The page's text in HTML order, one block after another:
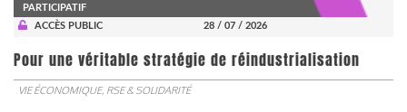
PARTICIPATIF
ACCÈS PUBLIC
28 / 07 / 2026
Pour une véritable stratégie de réindustrialisation
VIE ÉCONOMIQUE, RSE & SOLIDARITÉ